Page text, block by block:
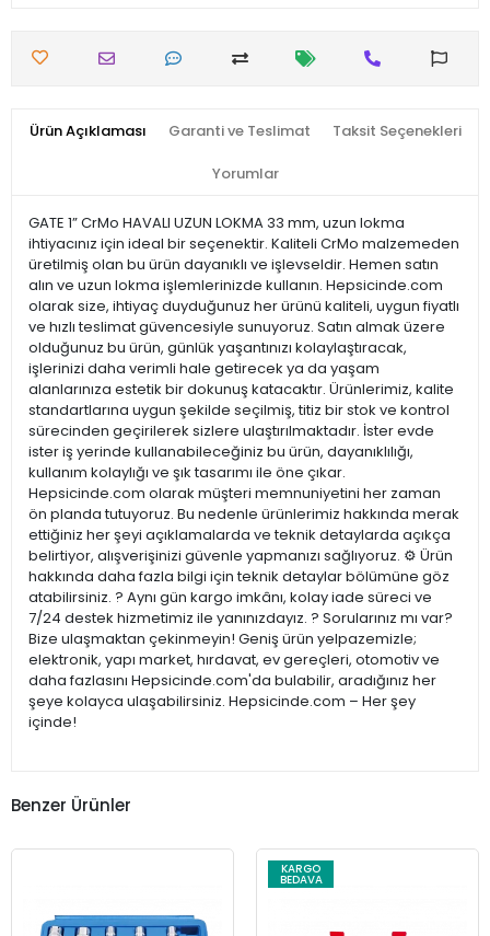
Ürün Açıklaması Garanti ve Teslimat Taksit Seçenekleri
Yorumlar
GATE 1” CrMo HAVALI UZUN LOKMA 33 mm, uzun lokma
ihtiyacınız için ideal bir seçenektir. Kaliteli CrMo malzemeden
üretilmiş olan bu ürün dayanıklı ve işlevseldir. Hemen satın
alın ve uzun lokma işlemlerinizde kullanın. Hepsicinde.com
olarak size, ihtiyaç duyduğunuz her ürünü kaliteli, uygun fiyatlı
ve hızlı teslimat güvencesiyle sunuyoruz. Satın almak üzere
olduğunuz bu ürün, günlük yaşantınızı kolaylaştıracak,
işlerinizi daha verimli hale getirecek ya da yaşam
alanlarınıza estetik bir dokunuş katacaktır. Ürünlerimiz, kalite
standartlarına uygun şekilde seçilmiş, titiz bir stok ve kontrol
sürecinden geçirilerek sizlere ulaştırılmaktadır. İster evde
ister iş yerinde kullanabileceğiniz bu ürün, dayanıklılığı,
kullanım kolaylığı ve şık tasarımı ile öne çıkar.
Hepsicinde.com olarak müşteri memnuniyetini her zaman
ön planda tutuyoruz. Bu nedenle ürünlerimiz hakkında merak
ettiğiniz her şeyi açıklamalarda ve teknik detaylarda açıkça
belirtiyor, alışverişinizi güvenle yapmanızı sağlıyoruz. ⚙️ Ürün
hakkında daha fazla bilgi için teknik detaylar bölümüne göz
atabilirsiniz. ? Aynı gün kargo imkânı, kolay iade süreci ve
7/24 destek hizmetimiz ile yanınızdayız. ? Sorularınız mı var?
Bize ulaşmaktan çekinmeyin! Geniş ürün yelpazemizle;
elektronik, yapı market, hırdavat, ev gereçleri, otomotiv ve
daha fazlasını Hepsicinde.com'da bulabilir, aradığınız her
şeye kolayca ulaşabilirsiniz. Hepsicinde.com – Her şey
içinde!
Benzer Ürünler
KARGO
BEDAVA